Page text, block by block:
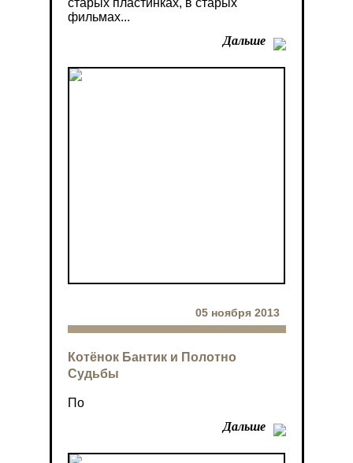
старых пластинках, в старых
фильмах...
Дальше
05 ноября 2013
Котёнок Бантик и Полотно
Судьбы
По
Дальше